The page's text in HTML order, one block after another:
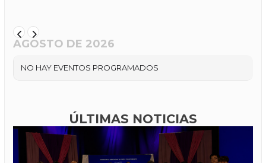
AGOSTO DE 2026
NO HAY EVENTOS PROGRAMADOS
ÚLTIMAS NOTICIAS